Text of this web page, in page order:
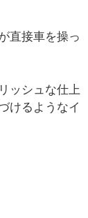
直接車を操っ
ッシュな仕上
けるようなイ